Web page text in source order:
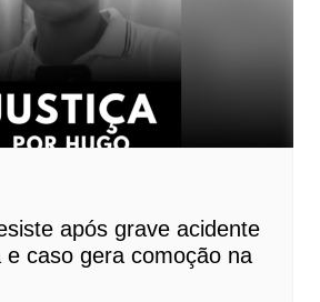
após grave acidente
e caso gera comoção na